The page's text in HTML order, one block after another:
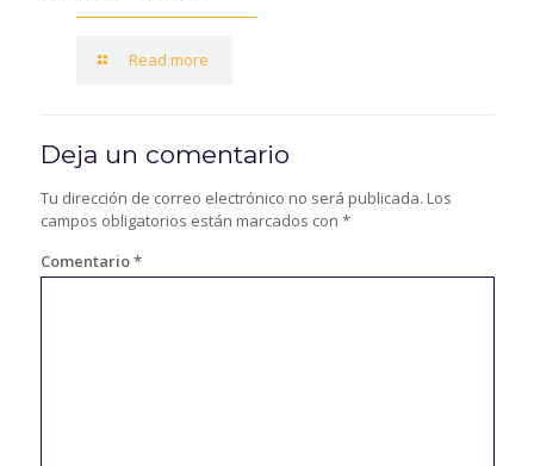
Read more
Deja un comentario
Tu dirección de correo electrónico no será publicada. Los
campos obligatorios están marcados con *
Comentario*